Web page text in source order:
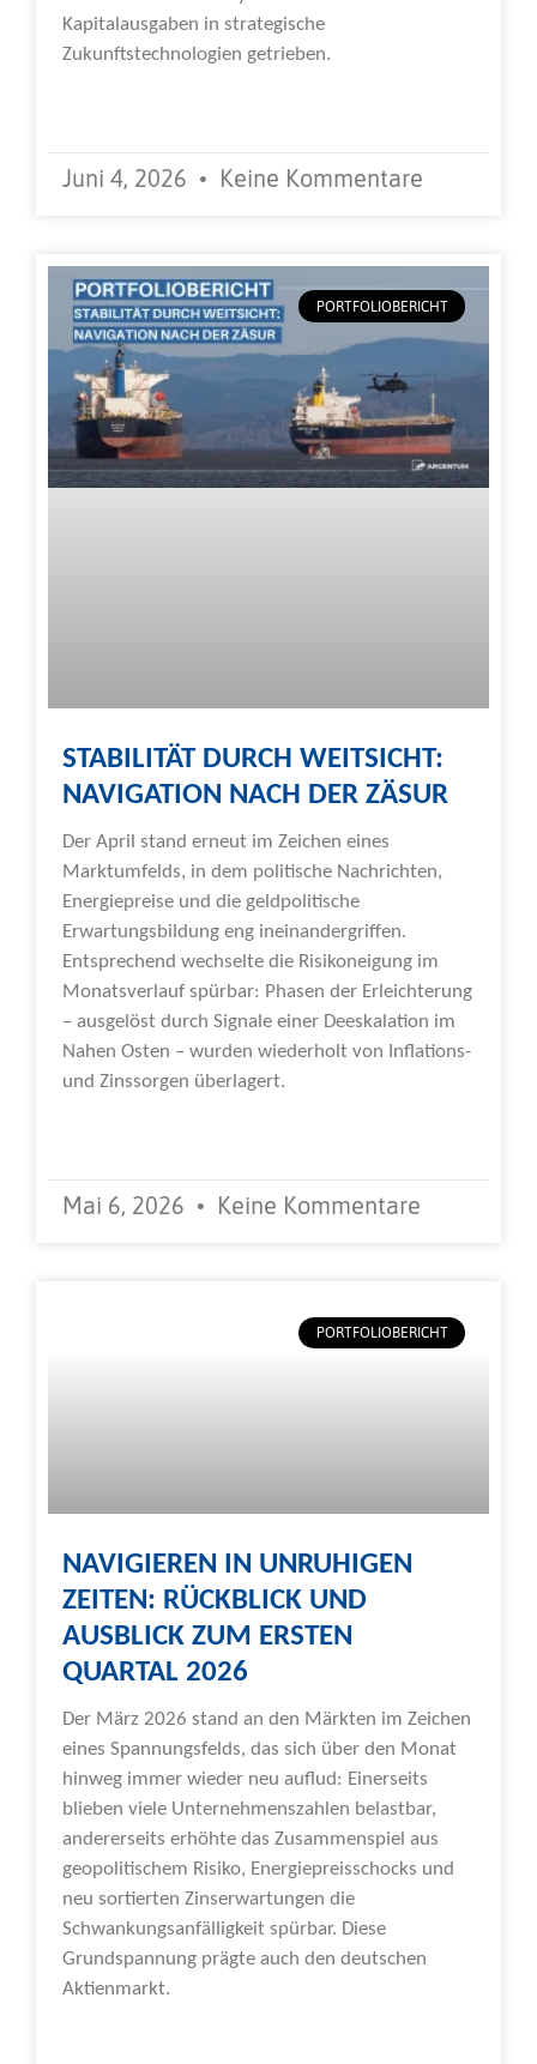
Kapitalausgaben in strategische
Zukunftstechnologien getrieben.
Juni 4, 2026 Keine Kommentare
PORTFOLIOBERICHT
STABILITÄT DURCH WEITSICHT:
NAVIGATION NACH DER ZÄSUR
Der April stand erneut im Zeichen eines
Marktumfelds, in dem politische Nachrichten,
Energiepreise und die geldpolitische
Erwartungsbildung eng ineinandergriffen.
Entsprechend wechselte die Risikoneigung im
Monatsverlauf spürbar: Phasen der Erleichterung
– ausgelöst durch Signale einer Deeskalation im
Nahen Osten – wurden wiederholt von Inflations-
und Zinssorgen überlagert.
Mai 6, 2026 Keine Kommentare
PORTFOLIOBERICHT
NAVIGIEREN IN UNRUHIGEN
ZEITEN: RÜCKBLICK UND
AUSBLICK ZUM ERSTEN
QUARTAL 2026
Der März 2026 stand an den Märkten im Zeichen
eines Spannungsfelds, das sich über den Monat
hinweg immer wieder neu auflud: Einerseits
blieben viele Unternehmenszahlen belastbar,
andererseits erhöhte das Zusammenspiel aus
geopolitischem Risiko, Energiepreisschocks und
neu sortierten Zinserwartungen die
Schwankungsanfälligkeit spürbar. Diese
Grundspannung prägte auch den deutschen
Aktienmarkt.